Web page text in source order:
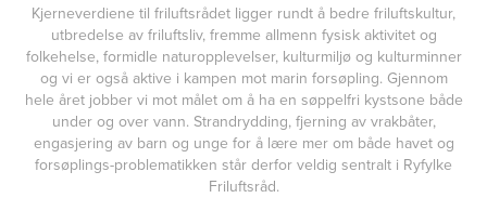
Kjerneverdiene til friluftsrådet ligger rundt å bedre friluftskultur,
utbredelse av friluftsliv, fremme allmenn fysisk aktivitet og
folkehelse, formidle naturopplevelser, kulturmiljø og kulturminner
og vi er også aktive i kampen mot marin forsøpling. Gjennom
hele året jobber vi mot målet om å ha en søppelfri kystsone både
under og over vann. Strandrydding, fjerning av vrakbåter,
engasjering av barn og unge for å lære mer om både havet og
forsøplings-problematikken står derfor veldig sentralt i Ryfylke
Friluftsråd.